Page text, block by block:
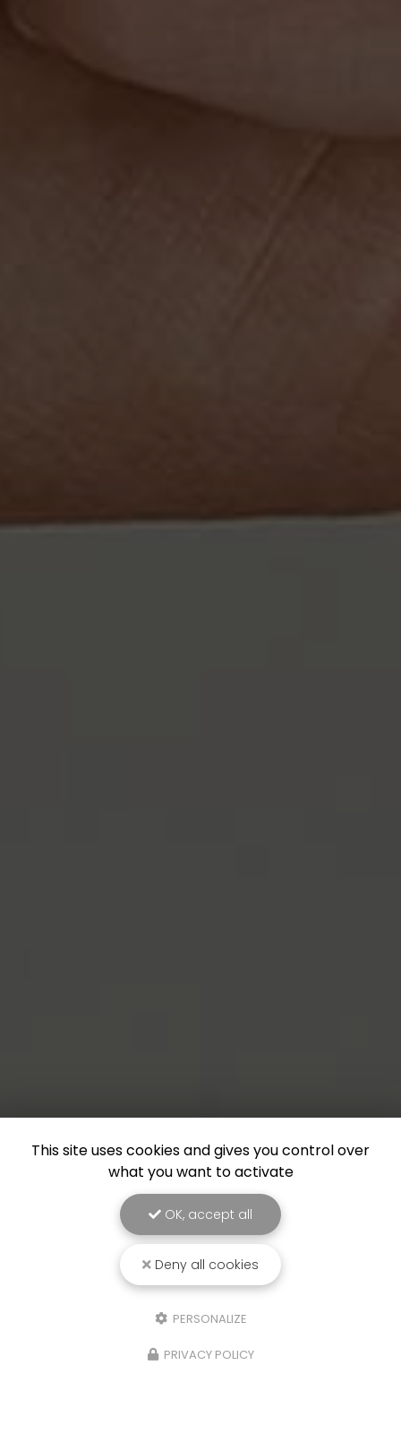
This site uses cookies and gives you control over
what you want to activate
OK, accept all
Deny all cookies
PERSONALIZE
PRIVACY POLICY